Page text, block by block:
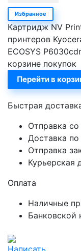
Избранное
Картридж NV
принтеров
ECOSYS
корзине покупок
Перейти в
Быстрая
Отправка
Доставка
Отправка
Курьерская
Оплата
Наличные
Банковской